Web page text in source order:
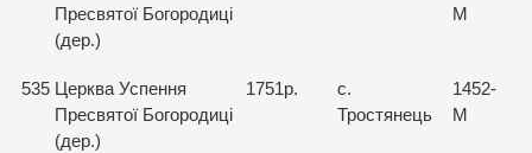
Пресвятої Богородиці
(дер.)
М
535 Церква Успення
Пресвятої Богородиці
(дер.)
1751р.
с.
Тростянець
1452-
М